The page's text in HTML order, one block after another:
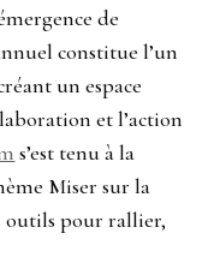
de
constitue l’un
un espace
et l’action
s’est tenu à la
Miser sur la
outils pour rallier,